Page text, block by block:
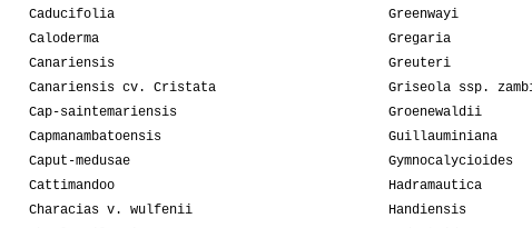
Caducifolia
Caloderma
Canariensis
Canariensis cv. Cristata
Cap-saintemariensis
Capmanambatoensis
Caput-medusae
Cattimandoo
Characias v. wulfenii
Greenwayi
Gregaria
Greuteri
Griseola ssp.
Groenewaldii
Guillauminiana
Gymnocalycioides
Hadramautica
Handiensis